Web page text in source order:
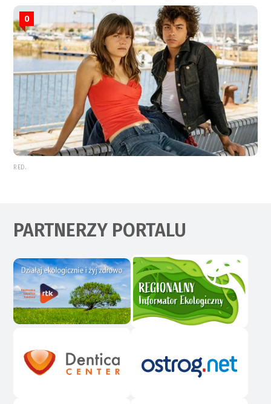
0
RED.
PARTNERZY PORTALU